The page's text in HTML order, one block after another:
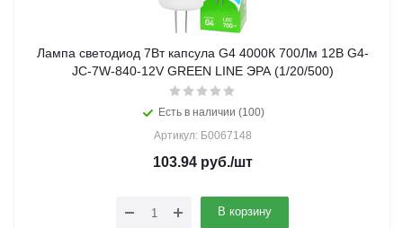
Лампа светодиод 7Вт капсула G4 4000К 700Лм 12В G4-
JC-7W-840-12V GREEN LINE ЭРА (1/20/500)
Есть в наличии (100)
Артикул: Б0067148
103.94руб./шт
В корзину